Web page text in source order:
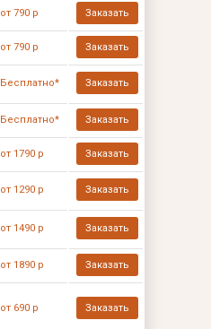
от 790 р Заказать
от 790 р Заказать
Бесплатно* Заказать
Бесплатно* Заказать
от 1790 р Заказать
от 1290 р Заказать
от 1490 р Заказать
от 1890 р Заказать
от 690 р Заказать